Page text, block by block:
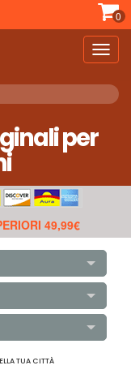
0
per
49,99€
TUA CITTÀ